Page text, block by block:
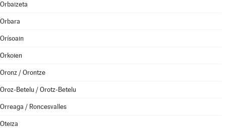
Orbaizeta
Orbara
Orísoain
Orkoien
Oronz / Orontze
Oroz-Betelu / Orotz-Betelu
Orreaga / Roncesvalles
Oteiza